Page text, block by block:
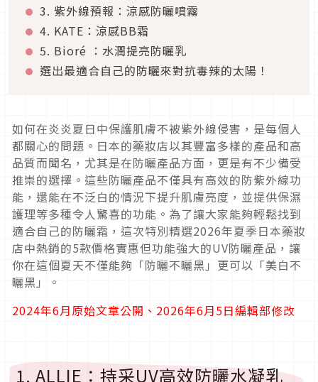
3. 紫外線預報：涼感防曬噴霧
4. KATE：涼感BB霜
5. Bioré ：水潤提亮防曬乳
選出最適合自己的防曬來對抗毒辣的太陽！
如何在炎炎夏日中保護肌膚不被紫外線侵害，是每個人
都關心的問題。日本的藥妝店以其豐富多樣的產品和高
品質而聞名，尤其是在防曬產品方面，更是有不少備受
推崇的選擇。這些防曬產品不僅具有高效的防紫外線功
能，還能在不泛白的情況下提升肌膚亮度，並提供保濕
護理等多種令人驚喜的功能。為了讓大家能夠輕鬆找到
適合自己的防曬霜，這次特別精選2026年夏季日本藥妝
店中熱銷的5款價格實惠但功能強大的UV防曬產品，讓
你在這個夏天不僅能夠「防曬不曬黑」更可以「美白不
曬黑」。
2024年6月原始文章公開、2026年6月5日編輯部修改
1. ALLIE：持采UV高效防曬水凝乳